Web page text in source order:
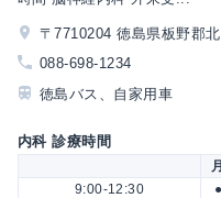
〒7710204 徳島県板野郡
088-698-1234
徳島バス、自家用車
内科 診療時間
月
9:00-12:30
●